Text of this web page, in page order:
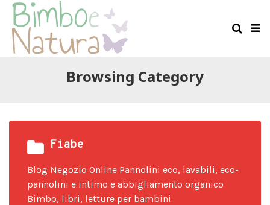
Browsing Category
Fiabe
Blog Negozio Online Pannolini eco, lavabili, eco-
pannolini e intimo e abbigliamento organico
Bimbo, libri, letture per bambini